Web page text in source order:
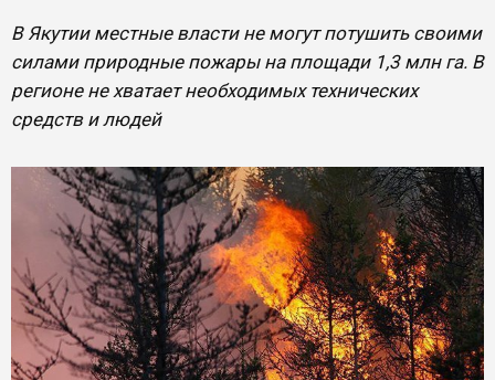
В Якутии местные власти не могут потушить своими
силами природные пожары на площади 1,3 млн га. В
регионе не хватает необходимых технических
средств и людей